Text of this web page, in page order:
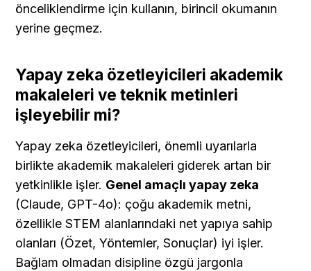
önceliklendirme için kullanın, birincil okumanın
yerine geçmez.
Yapay zeka özetleyicileri akademik
makaleleri ve teknik metinleri
işleyebilir mi?
Yapay zeka özetleyicileri, önemli uyarılarla
birlikte akademik makaleleri giderek artan bir
yetkinlikle işler. Genel amaçlı yapay zeka
(Claude, GPT-4o): çoğu akademik metni,
özellikle STEM alanlarındaki net yapıya sahip
olanları (Özet, Yöntemler, Sonuçlar) iyi işler.
Bağlam olmadan disipline özgü jargonla